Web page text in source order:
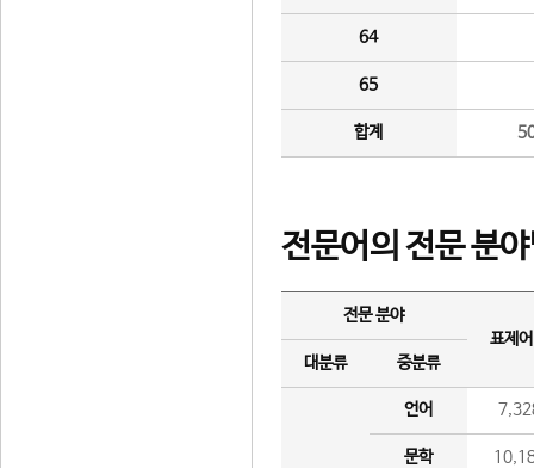
64
65
합계
전문어의 전문 분
전문 분야
표제
대분류
중분류
언어
문학